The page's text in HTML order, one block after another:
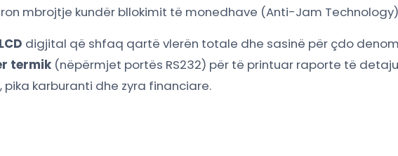
mbrojtje kundër bllokimit të monedhave (Anti-Jam
digjital që shfaq qartë vlerën totale dhe sasinë për çdo
termik(nëpërmjet portës RS232) për të printuar raporte të
karburanti dhe zyra financiare.